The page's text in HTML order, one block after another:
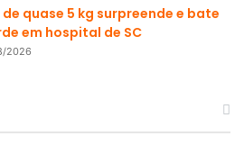
de quase 5 kg surpreende e bate
em hospital de SC
2026